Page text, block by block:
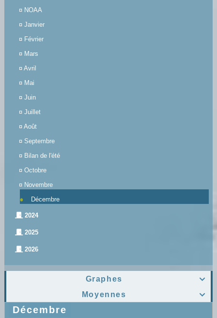
¤ NOAA
¤ Janvier
¤ Février
¤ Mars
¤ Avril
¤ Mai
¤ Juin
¤ Juillet
¤ Août
¤ Septembre
¤ Bilan de l'été
¤ Octobre
¤ Novembre
Décembre
2024
2025
2026

Graphes

Moyennes
Décembre